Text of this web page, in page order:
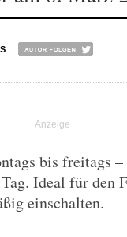
bis freitags
Ideal für den
einschalten.